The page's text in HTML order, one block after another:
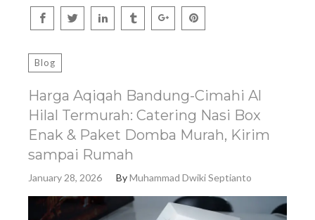
Blog
Harga Aqiqah Bandung-Cimahi Al
Hilal Termurah: Catering Nasi Box
Enak & Paket Domba Murah, Kirim
sampai Rumah
January 28, 2026 ByMuhammad Dwiki Septianto